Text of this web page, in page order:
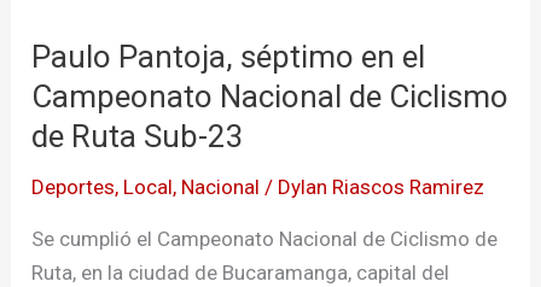
Paulo Pantoja, séptimo en el
Campeonato Nacional de Ciclismo
de Ruta Sub-23
Deportes, Local, Nacional / Dylan Riascos Ramirez
Se cumplió el Campeonato Nacional de Ciclismo de
Ruta, en la ciudad de Bucaramanga, capital del
séptimo
en
el
Nacional